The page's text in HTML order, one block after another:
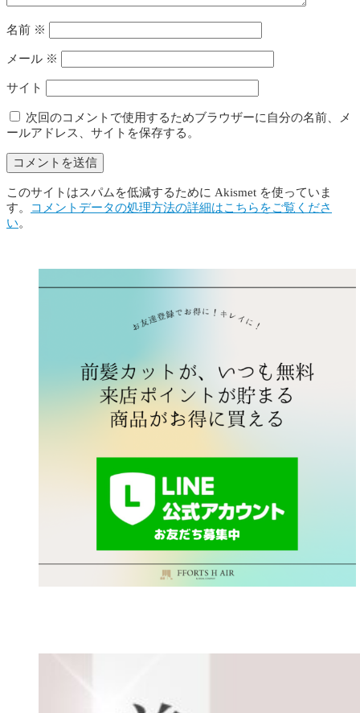
名前 ※
メール ※
サイト
次回のコメントで使用するためブラウザーに自分の名前、メ
ールアドレス、サイトを保存する。
このサイトはスパムを低減するために Akismet を使っていま
す。
コメントデータの処理方法の詳細はこちらをご覧くださ
い。